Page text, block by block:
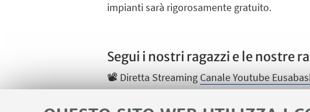
impianti sarà rigorosamente gratuito.
Segui i nostri ragazzi e le nostre
📽️ Diretta Streaming Canale Youtube